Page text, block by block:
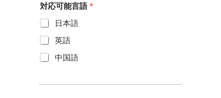
対応可能言語*
日本語
英語
中国語